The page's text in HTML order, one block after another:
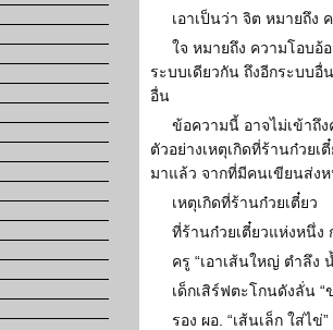
เอาเป็นว่า จิต หมายถึง
ใจ หมายถึง ความโอบอ้
ระบบเดียวกัน ถึงอีกระบบ
อื่น
ข้อความนี้ อาจไม่เข้าถึ
ตัวอย่างเหตุเกิดที่ร้านก๋วย
มาแล้ว จากที่มีคนเขียนส่ง
เหตุเกิดที่ร้านก๋วยเตี๋ยว
ที่ร้านก๋วยเตี๋ยวแห่งหนึ่ง
ครู “เอาเส้นใหญ่ ตำลึง
เด็กเสิร์ฟตะโกนดังลั่น
รอง ผอ. “เส้นเล็ก ใส่ไข่”